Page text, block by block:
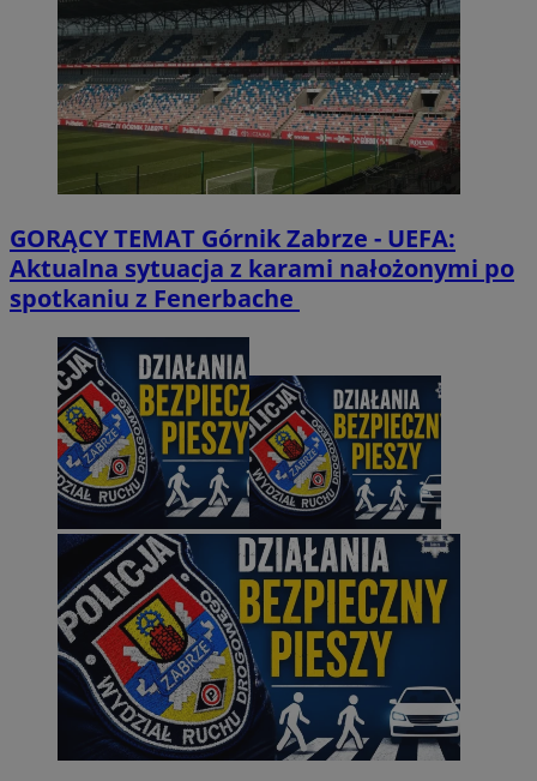
GORĄCY TEMAT Górnik Zabrze - UEFA:
Aktualna sytuacja z karami nałożonymi po
spotkaniu z Fenerbache